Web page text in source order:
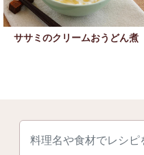
ササミのクリームおうどん煮